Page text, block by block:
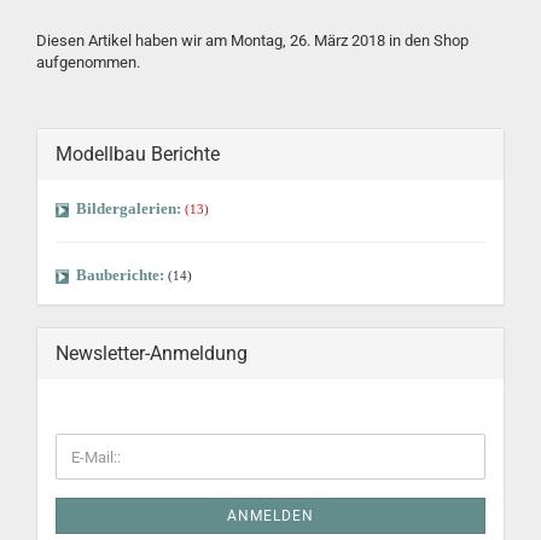
Diesen Artikel haben wir am Montag, 26. März 2018 in den Shop
aufgenommen.
Modellbau Berichte
Bildergalerien: (13)
Bauberichte: (14)
Newsletter-Anmeldung
ANMELDEN